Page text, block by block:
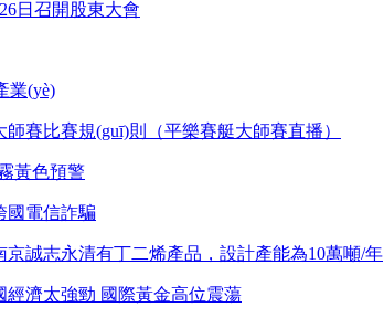
日召開股東大會
業(yè)
賽比賽規(guī)則（平樂賽艇大師賽直播）
黃色預警
國電信詐騙
誠志永清有丁二烯產品，設計產能為10萬噸/年
經濟太強勁 國際黃金高位震蕩